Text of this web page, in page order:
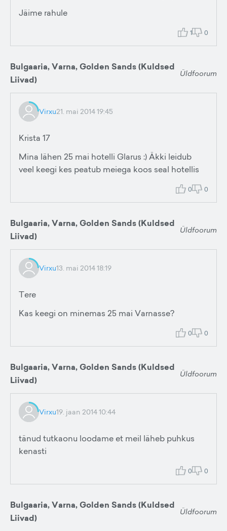
Jäime rahule
1 0
Bulgaaria, Varna, Golden Sands (Kuldsed
Liivad)
Üldfoorum
Virxu21. mai 2014 19:45
Krista 17
Mina lähen 25 mai hotelli Glarus :) Äkki leidub
veel keegi kes peatub meiega koos seal hotellis
0 0
Bulgaaria, Varna, Golden Sands (Kuldsed
Liivad)
Üldfoorum
Virxu13. mai 2014 18:19
Tere
Kas keegi on minemas 25 mai Varnasse?
0 0
Bulgaaria, Varna, Golden Sands (Kuldsed
Liivad)
Üldfoorum
Virxu19. jaan 2014 10:44
tänud tutkaonu loodame et meil läheb puhkus
kenasti
0 0
Bulgaaria, Varna, Golden Sands (Kuldsed
Liivad)
Üldfoorum